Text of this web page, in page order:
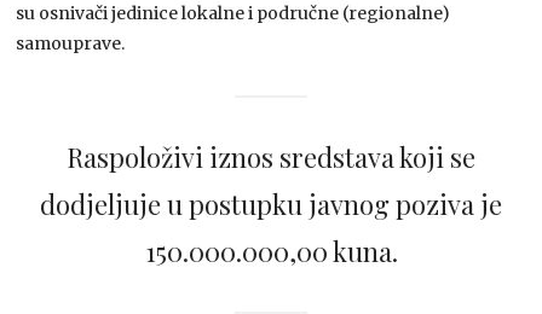
su osnivači jedinice lokalne i područne (regionalne)
samouprave.
Raspoloživi iznos sredstava koji se
dodjeljuje u postupku javnog poziva je
150.000.000,00 kuna.